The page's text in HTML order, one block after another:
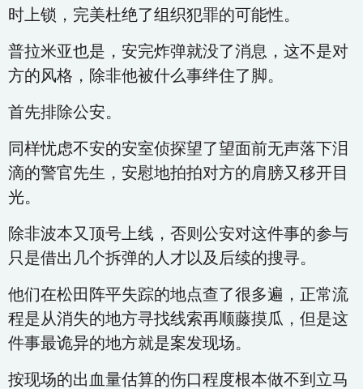
时上锁，完美杜绝了组织犯罪的可能性。
普拉米亚也是，安完炸弹就没了消息，这不是对
方的风格，除非他被什么事绊住了脚。
首先排除公安。
同样忧虑不安的安室侦探望了望面前无声落下泪
滴的警官先生，安慰地拍拍对方的肩膀又移开目
光。
除非波本又顶号上线，否则公安对这件事的参与
只是借出几个拆弹的人才以及后续的搜寻。
他们在松田阵平失踪的地点查了很多遍，正常流
程是从消失的地方寻找线索再顺藤摸瓜，但是这
件事最诡异的地方就是案发现场。
按现场的出血量估算的伤口程度根本做不到立马